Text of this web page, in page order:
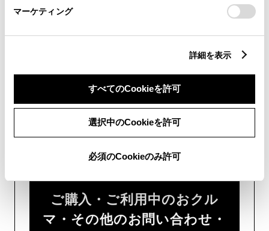
マーケティング
詳細を表示
すべてのCookieを許可
選択中のCookieを許可
必須のCookieのみ許可
チャットでのお問い合わせはお待たせ
フォームでお問い合わせ
受付：24時間受付
ご購入・ご利用中のおクル
マ・その他のお問い合わせ・